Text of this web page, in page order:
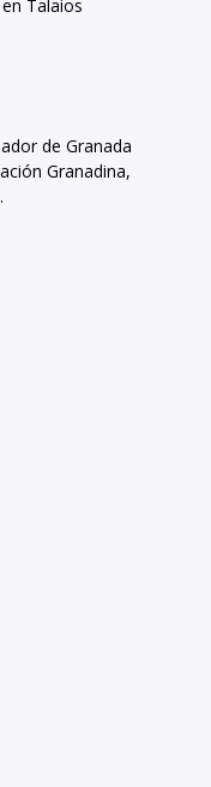
Talaios
de Granada
Granadina,